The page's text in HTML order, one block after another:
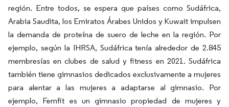
región. Entre todos, se espera que países como Sudáfrica,
Arabia Saudita, los Emiratos Árabes Unidos y Kuwait impulsen
la demanda de proteína de suero de leche en la región. Por
ejemplo, según la IHRSA, Sudáfrica tenía alrededor de 2.845
membresías en clubes de salud y fitness en 2021. Sudáfrica
también tiene gimnasios dedicados exclusivamente a mujeres
para alentar a las mujeres a adaptarse al gimnasio. Por
ejemplo, Femfit es un gimnasio propiedad de mujeres y